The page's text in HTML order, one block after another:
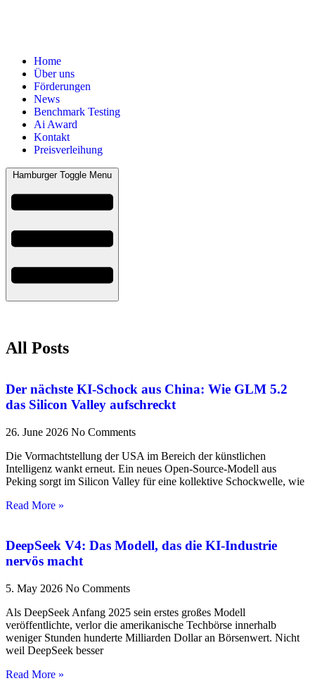
Home
Über uns
Förderungen
News
Benchmark Testing
Ai Award
Kontakt
Preisverleihung
Hamburger Toggle Menu
All Posts
Der nächste KI-Schock aus China: Wie GLM 5.2
das Silicon Valley aufschreckt
26. June 2026 No Comments
Die Vormachtstellung der USA im Bereich der künstlichen
Intelligenz wankt erneut. Ein neues Open-Source-Modell aus
Peking sorgt im Silicon Valley für eine kollektive Schockwelle, wie
Read More »
DeepSeek V4: Das Modell, das die KI-Industrie
nervös macht
5. May 2026 No Comments
Als DeepSeek Anfang 2025 sein erstes großes Modell
veröffentlichte, verlor die amerikanische Techbörse innerhalb
weniger Stunden hunderte Milliarden Dollar an Börsenwert. Nicht
weil DeepSeek besser
Read More »